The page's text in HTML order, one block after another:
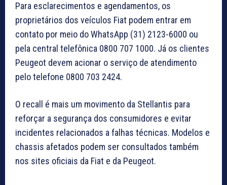
Para esclarecimentos e agendamentos, os
proprietários dos veículos Fiat podem entrar em
contato por meio do WhatsApp (31) 2123-6000 ou
pela central telefônica 0800 707 1000. Já os clientes
Peugeot devem acionar o serviço de atendimento
pelo telefone 0800 703 2424.
O recall é mais um movimento da Stellantis para
reforçar a segurança dos consumidores e evitar
incidentes relacionados a falhas técnicas. Modelos e
chassis afetados podem ser consultados também
nos sites oficiais da Fiat e da Peugeot.